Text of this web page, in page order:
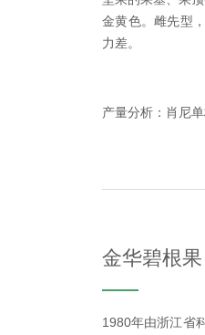
金黄色。雌先型
力差。
产量分析：肖尼
金华碧根果
1980年由浙江省